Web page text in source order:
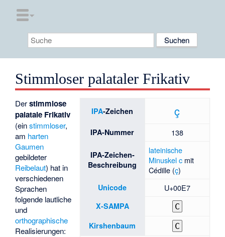
Stimmloser palataler Frikativ
IPA-Zeichen ç
IPA-Nummer 138
IPA-Zeichen-
Beschreibung
lateinische
Minuskelcmit
Cédille(ç)
Unicode U+00E7
X-SAMPA
C
Kirshenbaum
C
Derstimmlose
palatale Frikativ
(einstimmloser,
am harten
Gaumen
gebildeter
Reibelaut) hat in
verschiedenen
Sprachen
folgende lautliche
und
orthographische
Realisierungen: